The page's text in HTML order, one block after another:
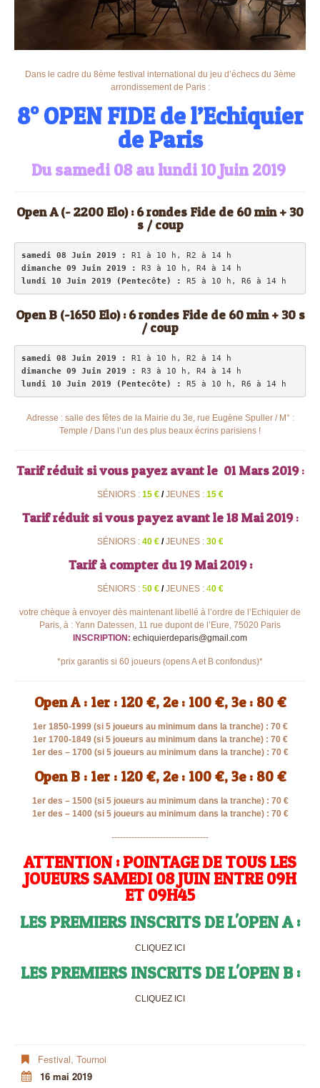
Dans le cadre du 8ème festival international du jeu d’échecs du 3ème
arrondissement de Paris :
8° OPEN FIDE de l’Echiquier
de Paris
Du samedi 08 au lundi 10 Juin 2019
Open A (- 2200 Elo) : 6 rondes Fide de 60 min + 30
s / coup
samedi 08 Juin 2019 :
dimanche 09 Juin 2019 :
lundi 10 Juin 2019 (Pentecôte) :
R5 à 10 h, R6 à 14 h
Open B (-1650 Elo) : 6 rondes Fide de 60 min + 30 s
/ coup
samedi 08 Juin 2019 :
dimanche 09 Juin 2019 :
lundi 10 Juin 2019 (Pentecôte) :
R5 à 10 h, R6 à 14 h
Adresse : salle des fêtes de la Mairie du 3e, rue Eugène Spuller / M° :
Temple / Dans l’un des plus beaux écrins parisiens !
Tarif réduit si vous payez avant le 01 Mars 2019:
SÉNIORS : 15 € /JEUNES : 15 €
Tarif réduit si vous payez avant le 18 Mai 2019:
SÉNIORS : 40 € /JEUNES : 30 €
Tarif à compter du 19 Mai 2019 :
SÉNIORS : 50 € /JEUNES : 40 €
votre chèque à envoyer dès maintenant libellé à l’ordre de l’Echiquier de
Paris, à : Yann Datessen, 11 rue dupont de l’Eure, 75020 Paris
INSCRIPTION: echiquierdeparis@gmail.com
*prix garantis si 60 joueurs (opens A et B confondus)*
Open A : 1er : 120 €, 2e : 100 €, 3e : 80 €
1er 1850-1999 (si 5 joueurs au minimum dans la tranche) : 70 €
1er 1700-1849 (si 5 joueurs au minimum dans la tranche) : 70 €
1er des – 1700 (si 5 joueurs au minimum dans la tranche) : 70 €
Open B : 1er : 120 €, 2e : 100 €, 3e : 80 €
1er des – 1500 (si 5 joueurs au minimum dans la tranche) : 70 €
1er des – 1400 (si 5 joueurs au minimum dans la tranche) : 70 €
----------------------------------
ATTENTION : POINTAGE DE TOUS LES
JOUEURS SAMEDI 08 JUIN ENTRE 09H
ET 09H45
LES PREMIERS INSCRITS DE L'OPEN A :
CLIQUEZ ICI
LES PREMIERS INSCRITS DE L'OPEN B :
CLIQUEZ ICI
Festival, Tournoi
16 mai 2019